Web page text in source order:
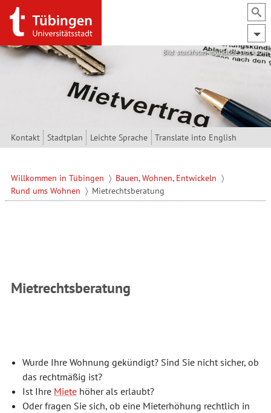
Direkt zum Inhalt
Bild: stockfotos-mg/adobe.stock.com
Kontakt Stadtplan Leichte Sprache Translate into English
Willkommen in Tübingen
Bauen, Wohnen, Entwickeln
Rund ums Wohnen
Mietrechtsberatung
Mietrechtsberatung
Wurde Ihre Wohnung gekündigt? Sind Sie nicht sicher, ob
das rechtmäßig ist?
Ist Ihre Mietehöher als erlaubt?
Oder fragen Sie sich, ob eine Mieterhöhung rechtlich in